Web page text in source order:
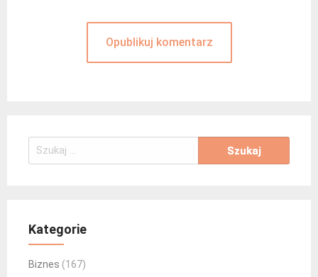
Szukaj:
Kategorie
Biznes (167)